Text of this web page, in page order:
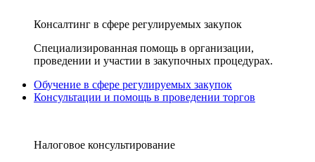
Консалтинг в сфере регулируемых закупок
Специализированная помощь в организации,
проведении и участии в закупочных процедурах.
Обучение в сфере регулируемых закупок
Консультации и помощь в проведении торгов
Налоговое консультирование